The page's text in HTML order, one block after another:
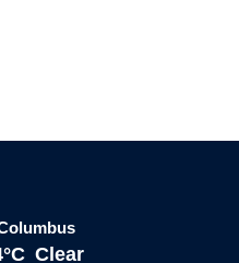
Clear